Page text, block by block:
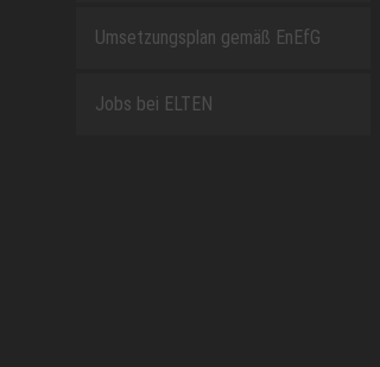
Umsetzungsplan gemäß EnEfG
Jobs bei ELTEN